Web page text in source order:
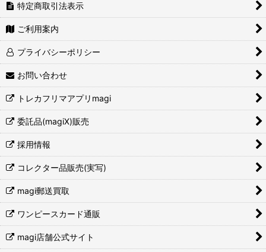
特定商取引法表示
ご利用案内
プライバシーポリシー
お問い合わせ
トレカフリマアプリmagi
委託品(magiX)販売
採用情報
コレクター品販売(実写)
magi郵送買取
ワンピースカード通販
magi店舗公式サイト